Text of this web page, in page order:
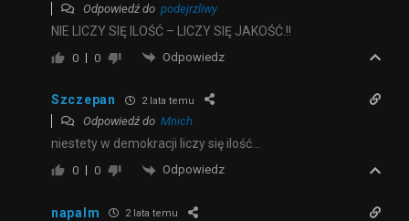
Odpowiedź do podejrzliwy
NIE LICZY SIĘ ILOŚĆ – LICZY SIĘ JAKOŚĆ.!!
0 0 Odpowiedz
Szczepan 2 lata temu
Odpowiedź do Mnich
niestety w demokracji liczy się ilość…
0 0 Odpowiedz
napalm 2 lata temu